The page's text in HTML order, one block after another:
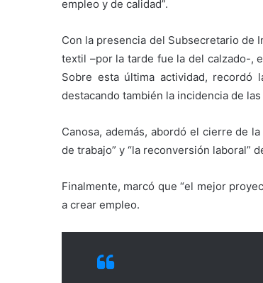
empleo y de calidad”.
Con la presencia del Subsecretario de
textil –por la tarde fue la del calzado-,
Sobre esta última actividad, recordó
destacando también la incidencia de
Canosa, además, abordó el cierre de
de trabajo” y “la reconversión laboral”
Finalmente, marcó que “el mejor
a crear empleo.